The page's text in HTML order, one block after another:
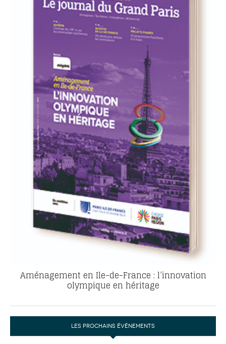
Aménagement en Ile-de-France : l’innovation
olympique en héritage
LES PROCHAINS ÉVÉNEMENTS